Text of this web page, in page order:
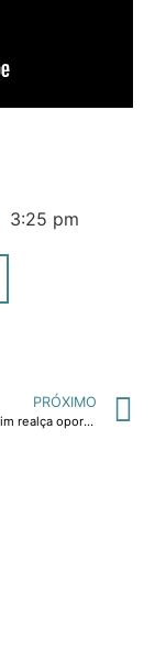
3:25 pm
PRÓXIMO
Ricardo Amorim realça oportunidades na economia brasileira em palestra para líderes do turismo